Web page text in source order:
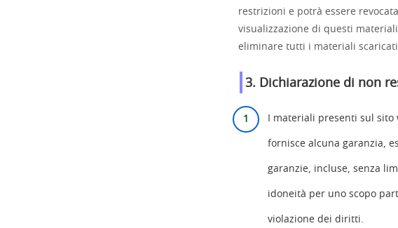
restrizioni e potrà essere
visualizzazione di questi
eliminare tutti i materiali scaricati
3. Dichiarazione di non
I materiali presenti sul
fornisce alcuna garanzia,
garanzie, incluse, senza
idoneità per uno scopo
violazione dei diritti.